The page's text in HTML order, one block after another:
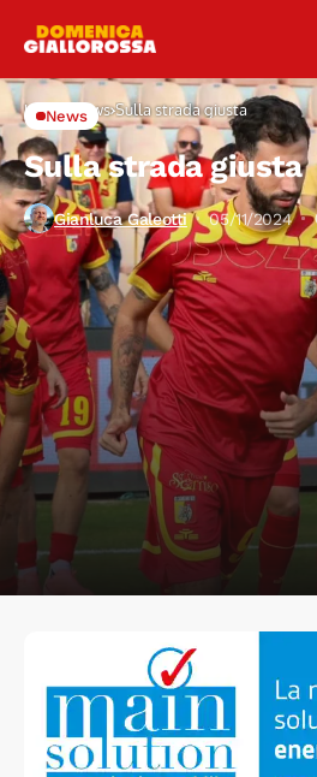
Home News Sulla strada giusta
News
Sulla strada giusta
Gianluca Galeotti 05/11/2024